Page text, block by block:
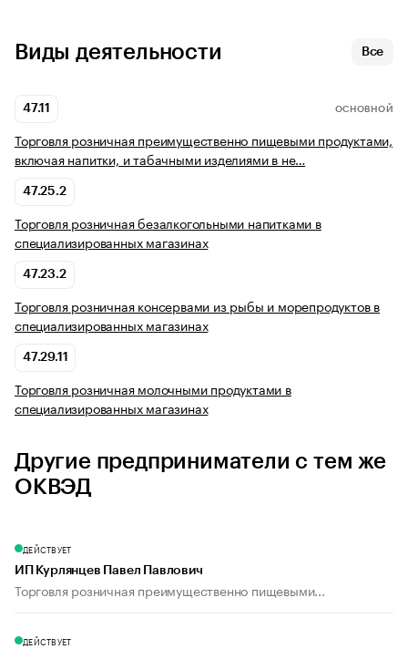
Виды деятельности Все
47.11 ОСНОВНОЙ
Торговля розничная преимущественно пищевыми продуктами,
включая напитки, и табачными изделиями в не…
47.25.2
Торговля розничная безалкогольными напитками в
специализированных магазинах
47.23.2
Торговля розничная консервами из рыбы и морепродуктов в
специализированных магазинах
47.29.11
Торговля розничная молочными продуктами в
специализированных магазинах
Другие предприниматели с тем же
ОКВЭД
ДЕЙСТВУЕТ
ИП Курлянцев Павел Павлович
Торговля розничная преимущественно пищевыми...
ДЕЙСТВУЕТ